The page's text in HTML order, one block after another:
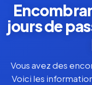
jours de
Vous avez des
Voici les